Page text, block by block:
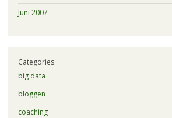
Juni 2007
Categories
big data
bloggen
coaching